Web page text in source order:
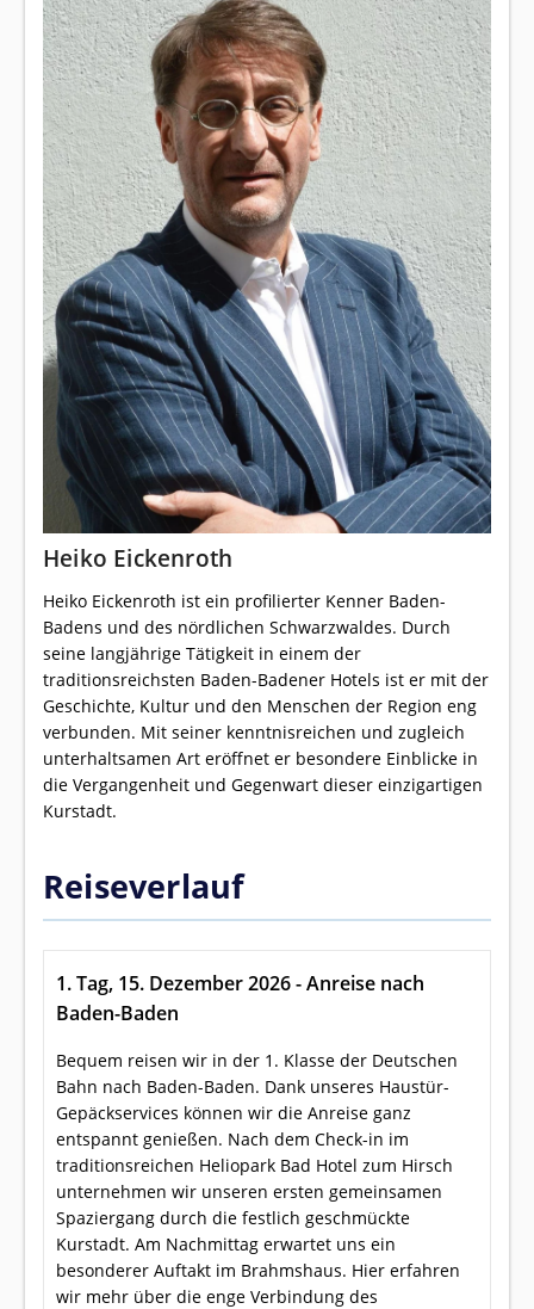
Heiko Eickenroth
Heiko Eickenroth ist ein profilierter Kenner Baden-
Badens und des nördlichen Schwarzwaldes. Durch
seine langjährige Tätigkeit in einem der
traditionsreichsten Baden-Badener Hotels ist er mit der
Geschichte, Kultur und den Menschen der Region eng
verbunden. Mit seiner kenntnisreichen und zugleich
unterhaltsamen Art eröffnet er besondere Einblicke in
die Vergangenheit und Gegenwart dieser einzigartigen
Kurstadt.
Reiseverlauf
1. Tag, 15. Dezember 2026 - Anreise nach
Baden-Baden
Bequem reisen wir in der 1. Klasse der Deutschen
Bahn nach Baden-Baden. Dank unseres Haustür-
Gepäckservices können wir die Anreise ganz
entspannt genießen. Nach dem Check-in im
traditionsreichen Heliopark Bad Hotel zum Hirsch
unternehmen wir unseren ersten gemeinsamen
Spaziergang durch die festlich geschmückte
Kurstadt. Am Nachmittag erwartet uns ein
besonderer Auftakt im Brahmshaus. Hier erfahren
wir mehr über die enge Verbindung des